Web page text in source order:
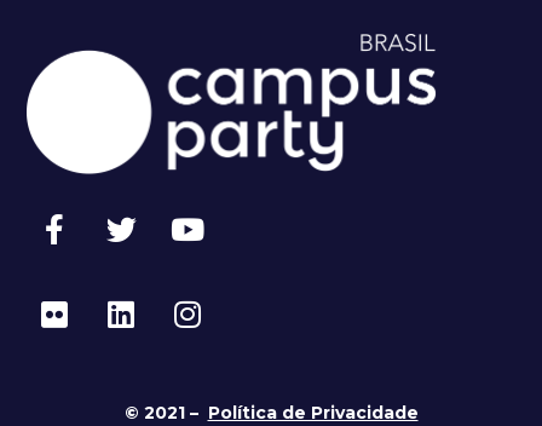
© 2021 – Política de Privacidade